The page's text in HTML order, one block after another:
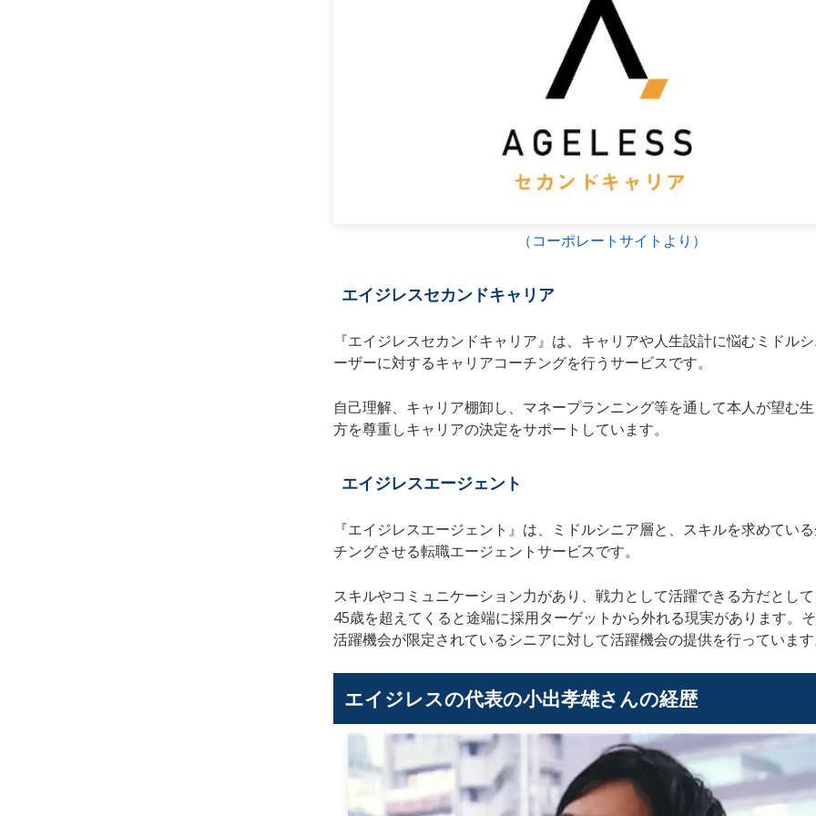
（コーポレートサイトより）
エイジレスセカンドキャリア
『エイジレスセカンドキャリア』は、キャリアや人生設計に悩むミドル
ーザーに対するキャリアコーチングを行うサービスです。
自己理解、キャリア棚卸し、マネープランニング等を通して本人が望む
方を尊重しキャリアの決定をサポートしています。
エイジレスエージェント
『エイジレスエージェント』は、
ミドルシニア層と、スキルを求めてい
チングさせる転職エージェントサービスです。
スキルやコミュニケーション力があり、戦力として活躍できる方だとし
45歳を超えてくると途端に採用ターゲットから外れる現実があります。そ
活躍機会が限定されているシニアに対して活躍機会の提供を行っています
エイジレスの代表の小出孝雄さんの経歴